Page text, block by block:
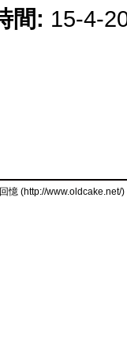
間: 15-4-
憶 (http://www.oldcake.net/)